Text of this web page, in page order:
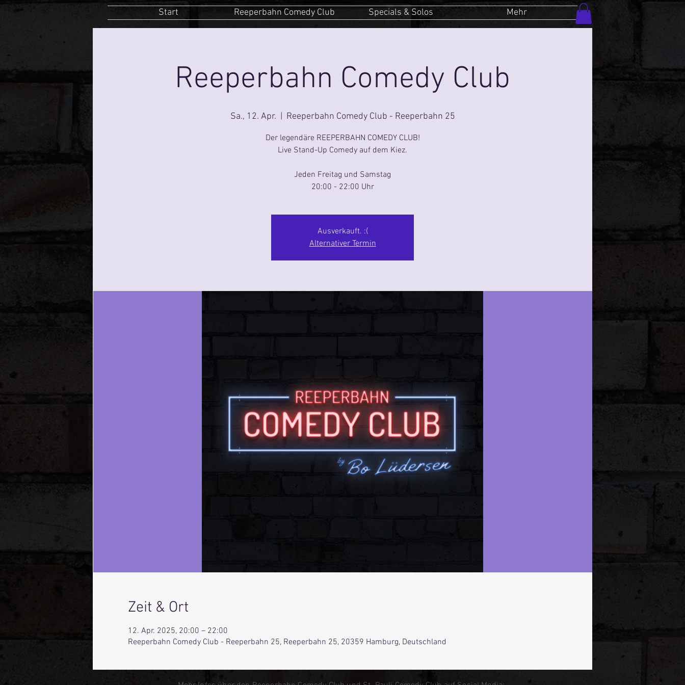
Start Reeperbahn Comedy Club Specials & Solos Mehr
Reeperbahn Comedy Club
Sa., 12. Apr. Reeperbahn Comedy Club - Reeperbahn 25
Der legendäre REEPERBAHN COMEDY CLUB!
Live Stand-Up Comedy auf dem Kiez.
Jeden Freitag und Samstag
20:00 - 22:00 Uhr
Ausverkauft. :(
Alternativer Termin
Zeit & Ort
12. Apr. 2025, 20:00 – 22:00
Reeperbahn Comedy Club - Reeperbahn 25, Reeperbahn 25, 20359 Hamburg, Deutschland